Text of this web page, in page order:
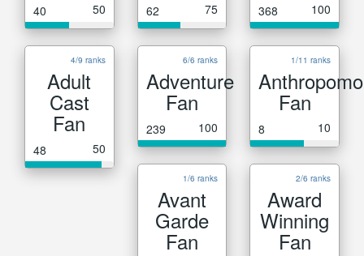
40 50 62 75 368 100
4/9 ranks
Adult
Cast
Fan
48 50
6/6 ranks
Adventure
Fan
239 100
1/11 ranks
Fan
8 10
1/6 ranks
Avant
Garde
Fan
2/6 ranks
Award
Winning
Fan